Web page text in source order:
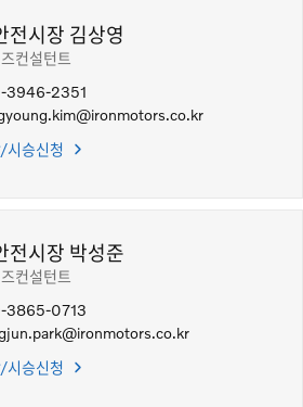
전시장 김상영
컨설턴트
3946-2351
시승신청
전시장 박성준
컨설턴트
3865-0713
시승신청